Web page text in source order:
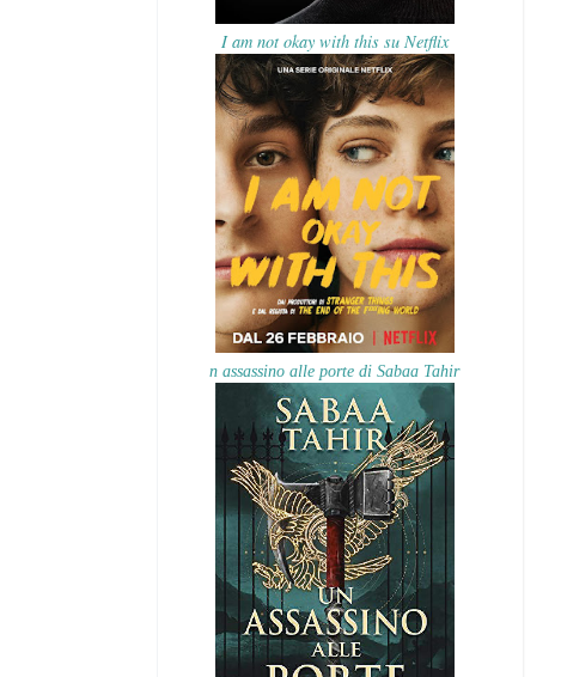
I am not okay with this su Netflix
n assassino alle porte di Sabaa Tahir